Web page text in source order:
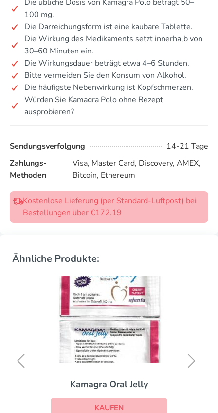
Die übliche Dosis von Kamagra Polo beträgt 50–
100 mg.
Die Darreichungsform ist eine kaubare Tablette.
Die Wirkung des Medikaments setzt innerhalb von
30–60 Minuten ein.
Die Wirkungsdauer beträgt etwa 4–6 Stunden.
Bitte vermeiden Sie den Konsum von Alkohol.
Die häufigste Nebenwirkung ist Kopfschmerzen.
Würden Sie Kamagra Polo ohne Rezept
ausprobieren?
Sendungsverfolgung
14-21 Tage
Zahlungs-
Methoden
Visa, Master Card, Discovery, AMEX,
Bitcoin, Ethereum
Kostenlose Lieferung (per Standard-Luftpost) bei
Bestellungen über €172.19
Ähnliche Produkte:
Kamagra Oral Jelly
KAUFEN